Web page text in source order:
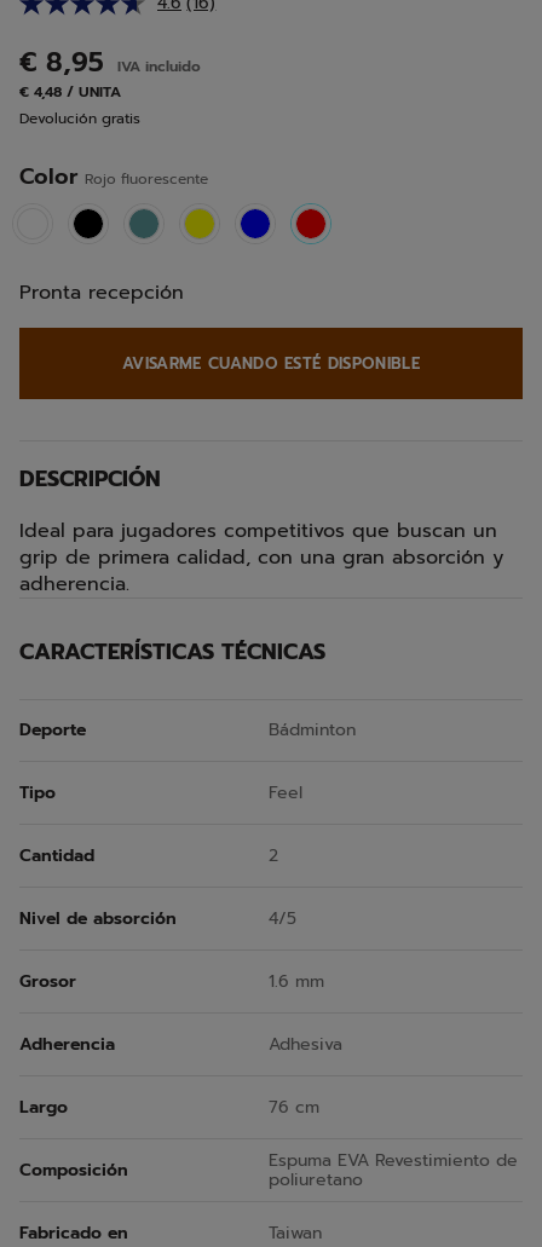
Lea
Enlace
€ 8,95
IVA incluido
€ 4,48 / UNITA
Devolución gratis
Color Rojo fluorescente
selected
Pronta recepción
AVISARME CUANDO ESTÉ DISPONIBLE
DESCRIPCIÓN
Ideal para jugadores competitivos que buscan un
grip de primera calidad, con una gran absorción y
adherencia.
CARACTERÍSTICAS TÉCNICAS
Deporte Bádminton
Tipo Feel
Cantidad 2
Nivel de absorción 4/5
Grosor 1.6 mm
Adherencia Adhesiva
Largo 76 cm
Composición Espuma EVA Revestimiento de
poliuretano
Fabricado en Taiwan